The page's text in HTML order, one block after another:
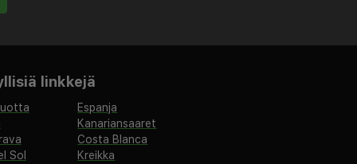
linkkejä
Espanja
Kanariansaaret
Costa Blanca
Sol
Kreikka